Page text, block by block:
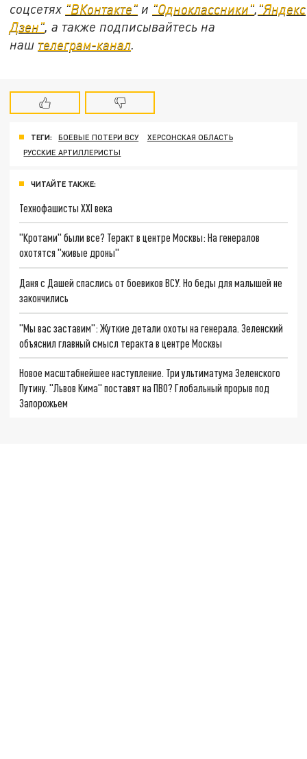
соцсетях "ВКонтакте" и "Одноклассники", "Яндекс
Дзен", а также подписывайтесь на
наш телеграм-канал.
ТЕГИ: БОЕВЫЕ ПОТЕРИ ВСУ
ХЕРСОНСКАЯ ОБЛАСТЬ
РУССКИЕ АРТИЛЛЕРИСТЫ
ЧИТАЙТЕ ТАКЖЕ:
Технофашисты XXI века
"Кротами" были все? Теракт в центре Москвы: На генералов
охотятся "живые дроны"
Даня с Дашей спаслись от боевиков ВСУ. Но беды для малышей не
закончились
"Мы вас заставим": Жуткие детали охоты на генерала. Зеленский
объяснил главный смысл теракта в центре Москвы
Новое масштабнейшее наступление. Три ультиматума Зеленского
Путину. "Львов Кима" поставят на ПВО? Глобальный прорыв под
Запорожьем